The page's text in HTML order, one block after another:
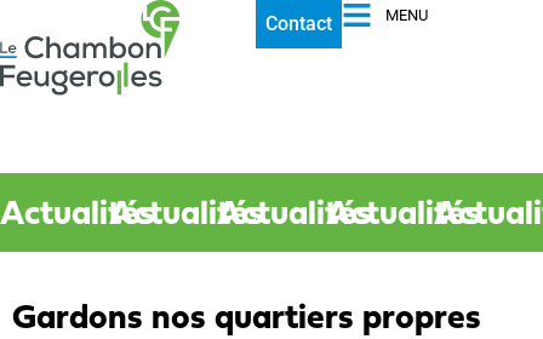
Contact MENU
ActualitésActualitésActualitésActualités
Gardons nos quartiers propres